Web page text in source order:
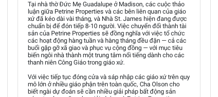
Tại nhà thờ Đức Mẹ Guadalupe ở Madison, các cuộc thảo
luận giữa Petrine Properties và các bên liên quan của giáo
xứ đã kéo dài vài tháng, và Nhà St. James hiện đang được
chuẩn bị để đón tiếp 8-10 người. Việc chuyển đổi thành tài
sản của Petrine Properties sẽ đồng nghĩa với việc tổ chức
các hoạt động hàng tuần và hàng tháng đều đặn — cả các
buổi gặp gỡ xã giao và phục vụ cộng đồng — với mục tiêu
biến ngôi nhà thành một trung tâm nổi tiếng dành cho các
thanh niên Công Giáo trong giáo xứ.
Với việc tiếp tục đóng cửa và sáp nhập các giáo xứ trên quy
mô lớn ở nhiều giáo phận trên toàn quốc, Cha Olson cho
biết ngài dự đoán sẽ cần nhiều giải pháp bất động sản